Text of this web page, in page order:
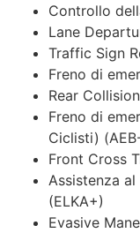
Controllo
Lane
Traffic Sign
Freno di
Rear
Freno di
Ciclisti)
Front Cross
Assistenza
(ELKA+)
Evasive